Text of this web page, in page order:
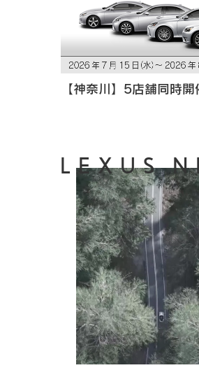
【神奈川】5店舗同時開
LEXUS